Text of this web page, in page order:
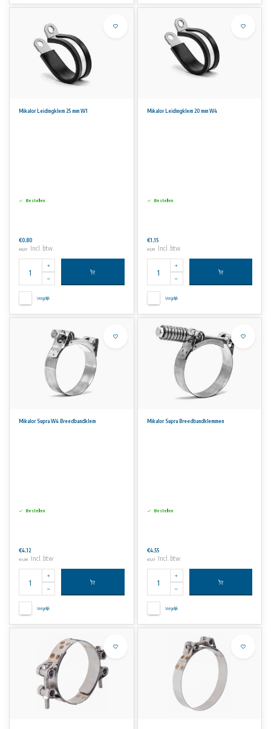
Mikalor Leidingklem 25 mm W1
Bestellen
€0,80
€0,97 Incl. btw
Vergelijk
Mikalor Leidingklem 20 mm W4
Bestellen
€1,15
€1,39 Incl. btw
Vergelijk
Mikalor Supra W4 Breedbandklem
Bestellen
€4,12
€4,99 Incl. btw
Vergelijk
Mikalor Supra Breedbandklemmen
Bestellen
€4,55
€5,51 Incl. btw
Vergelijk